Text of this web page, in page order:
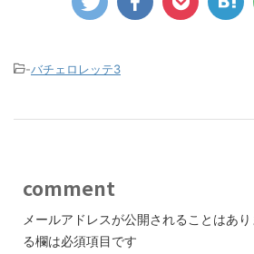
-バチェロレッテ3
comment
メールアドレスが公開されることはあり
る欄は必須項目です